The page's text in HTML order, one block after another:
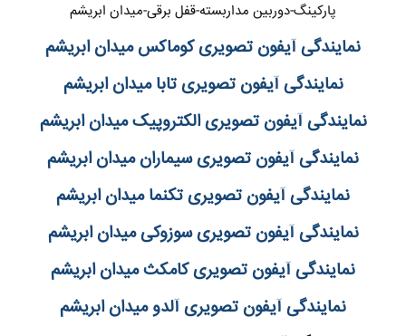
پارکینگ-دوربین مداربسته-قفل برقی-میدان ابریشم
نمایندگی آیفون تصویری کوماکس میدان ابریشم
نمایندگی آیفون تصویری تابا میدان ابریشم
نمایندگی آیفون تصویری الکتروپیک میدان ابریشم
نمایندگی آیفون تصویری سیماران میدان ابریشم
نمایندگی آیفون تصویری تکنما میدان ابریشم
نمایندگی آیفون تصویری سوزوکی میدان ابریشم
نمایندگی آیفون تصویری کامکث میدان ابریشم
نمایندگی آیفون تصویری آلدو میدان ابریشم